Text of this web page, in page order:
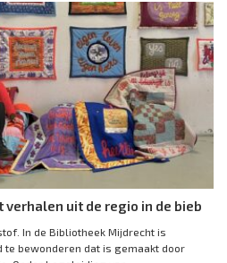
uit de regio in de bieb
In de Bibliotheek Mijdrecht is
te bewonderen dat is gemaakt door